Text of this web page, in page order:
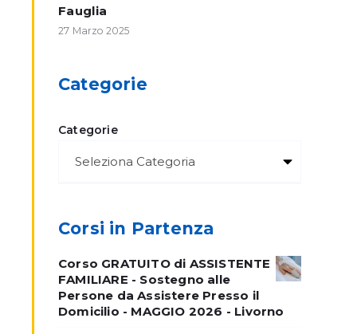
Fauglia
27 Marzo 2025
Categorie
Categorie
Corsi in Partenza
Corso GRATUITO di ASSISTENTE
FAMILIARE - Sostegno alle
Persone da Assistere Presso il
Domicilio - MAGGIO 2026 - Livorno